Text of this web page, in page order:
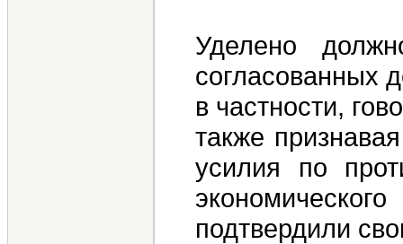
Уделено
согласованных
в частности,
также
усилия по
подтвердили